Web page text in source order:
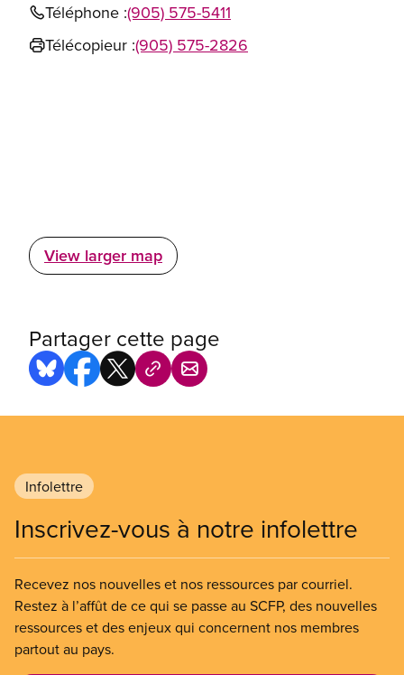
Téléphone :(905) 575-5411
Télécopieur :(905) 575-2826
View larger map
Partager cette page
Infolettre
Inscrivez-vous à notre infolettre
Recevez nos nouvelles et nos ressources par courriel.
Restez à l’affût de ce qui se passe au SCFP, des nouvelles
ressources et des enjeux qui concernent nos membres
partout au pays.